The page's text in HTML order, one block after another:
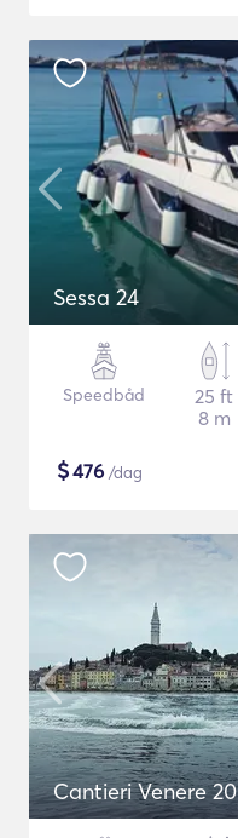
Sessa 24
Speedbåd
25 ft
8 m
$476 /dag
Cantieri Venere 20